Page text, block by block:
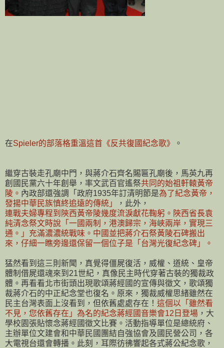
在Spieler的部落格重溫這首《反共復國紀念歌》 。
繼穿古裝走孔廟中門，與蔣介石齊名賜匾孔廟後，馬英九再
創國民黨六十年創舉，率文武百官遙祭共同的始祖軒轅黃帝
陵。 內政部還強調「政府1935年訂清明節是為了紀念黃帝，
發揚中華民族慎終追遠的傳統」
，此外，
連戰夫婦專程到陝西黃帝陵幾度流淚獻花鞠躬。陜西省長袁
純清念祭文時說「一國兩制，港澳歸宗，海峽兩岸，實現三
通。」充滿濃濃統戰味。中國並把蔣介石祭黃陵石碑搬出
來，仔細一瞧旁邊還保留一個位子是「台灣光復紀念碑」。
猛然看到這三則新聞，真覺得僵屍復活，威權、道統、皇帝
體制借屍還魂來到21世紀，真像民主時代穿著古裝的獨裁政
體。再看看北市街頭出現歌頌蔣經國的宣傳與徵文，歌頌獨
裁蔣介石的中正紀念堂也復名。原來，獨裁威權思緒雖然在
民主台灣表面上沒看到，但依舊處處存在！ 這個以「雖然看
不見，您依舊存在」為名的紀念蔣經國音樂會12日登場 ，大
學校園張貼懷念蔣經國徵文比賽。活動指導單位是總統府、
主辦單位文建會和中華民國團結自強協會及國民營公司，各
大電視台還會轉播。此刻，耳際彷彿響起各式蔣公紀念歌，